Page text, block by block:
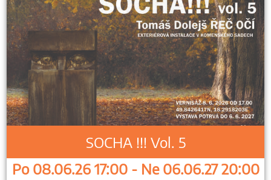
SOCHA !!! Vol. 5
Po 08.06.26 17:00 - Ne 06.06.27 20:00